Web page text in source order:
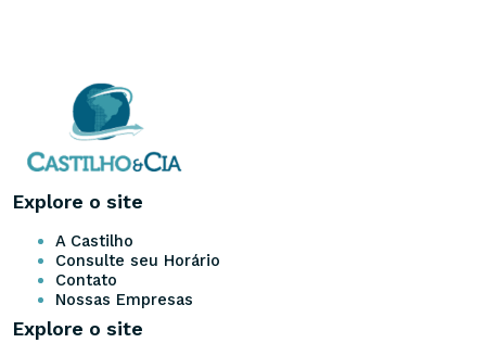
Explore o site
A Castilho
Consulte seu Horário
Contato
Nossas Empresas
Explore o site